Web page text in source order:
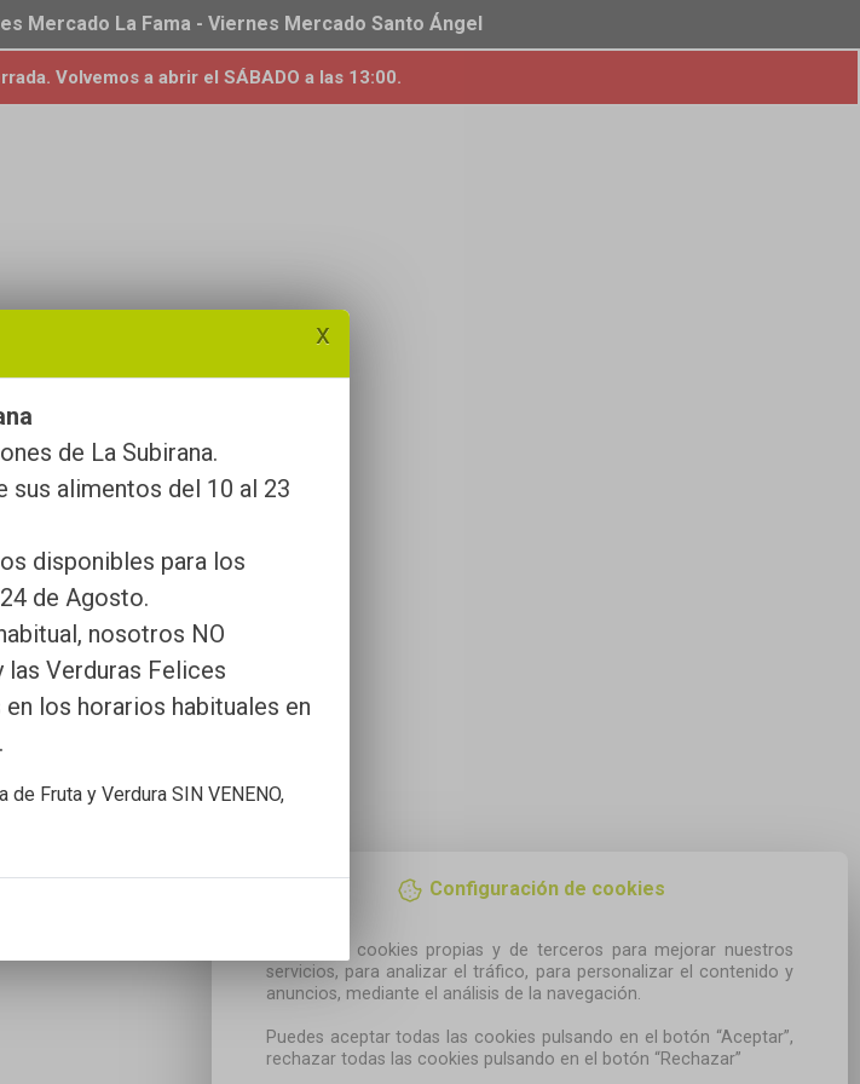
Configuración de cookies
Utilizamos cookies propias y de terceros para mejorar nuestros
servicios, para analizar el tráfico, para personalizar el contenido y
anuncios, mediante el análisis de la navegación.
Puedes aceptar todas las cookies pulsando en el botón “Aceptar”,
rechazar todas las cookies pulsando en el botón “Rechazar”
x
de La Subirana.
sus alimentos del 10 al 23
disponibles para los
de Agosto.
nosotros NO
las Verduras Felices
los horarios habituales en
de Fruta y Verdura SIN VENENO,
Mercado La Fama - Viernes Mercado Santo Ángel
Volvemos a abrir el SÁBADO a las 13:00.